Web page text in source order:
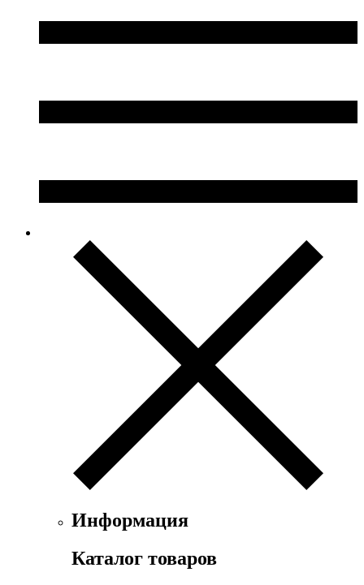
Информация
Каталог товаров